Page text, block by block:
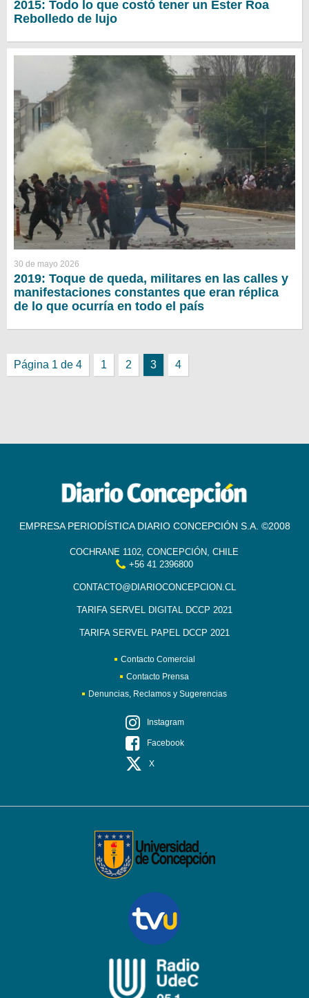
2015: Todo lo que costó tener un Ester Roa
Rebolledo de lujo
30 de mayo 2026
2019: Toque de queda, militares en las calles y
manifestaciones constantes que eran réplica
de lo que ocurría en todo el país
Página 1 de 4 1 2 3 4
EMPRESA PERIODÍSTICA DIARIO CONCEPCIÓN S.A. ©2008
COCHRANE 1102, CONCEPCIÓN, CHILE
+56 41 2396800
CONTACTO@DIARIOCONCEPCION.CL
TARIFA SERVEL DIGITAL DCCP 2021
TARIFA SERVEL PAPEL DCCP 2021
Contacto Comercial
Contacto Prensa
Denuncias, Reclamos y Sugerencias
Instagram
Facebook
X